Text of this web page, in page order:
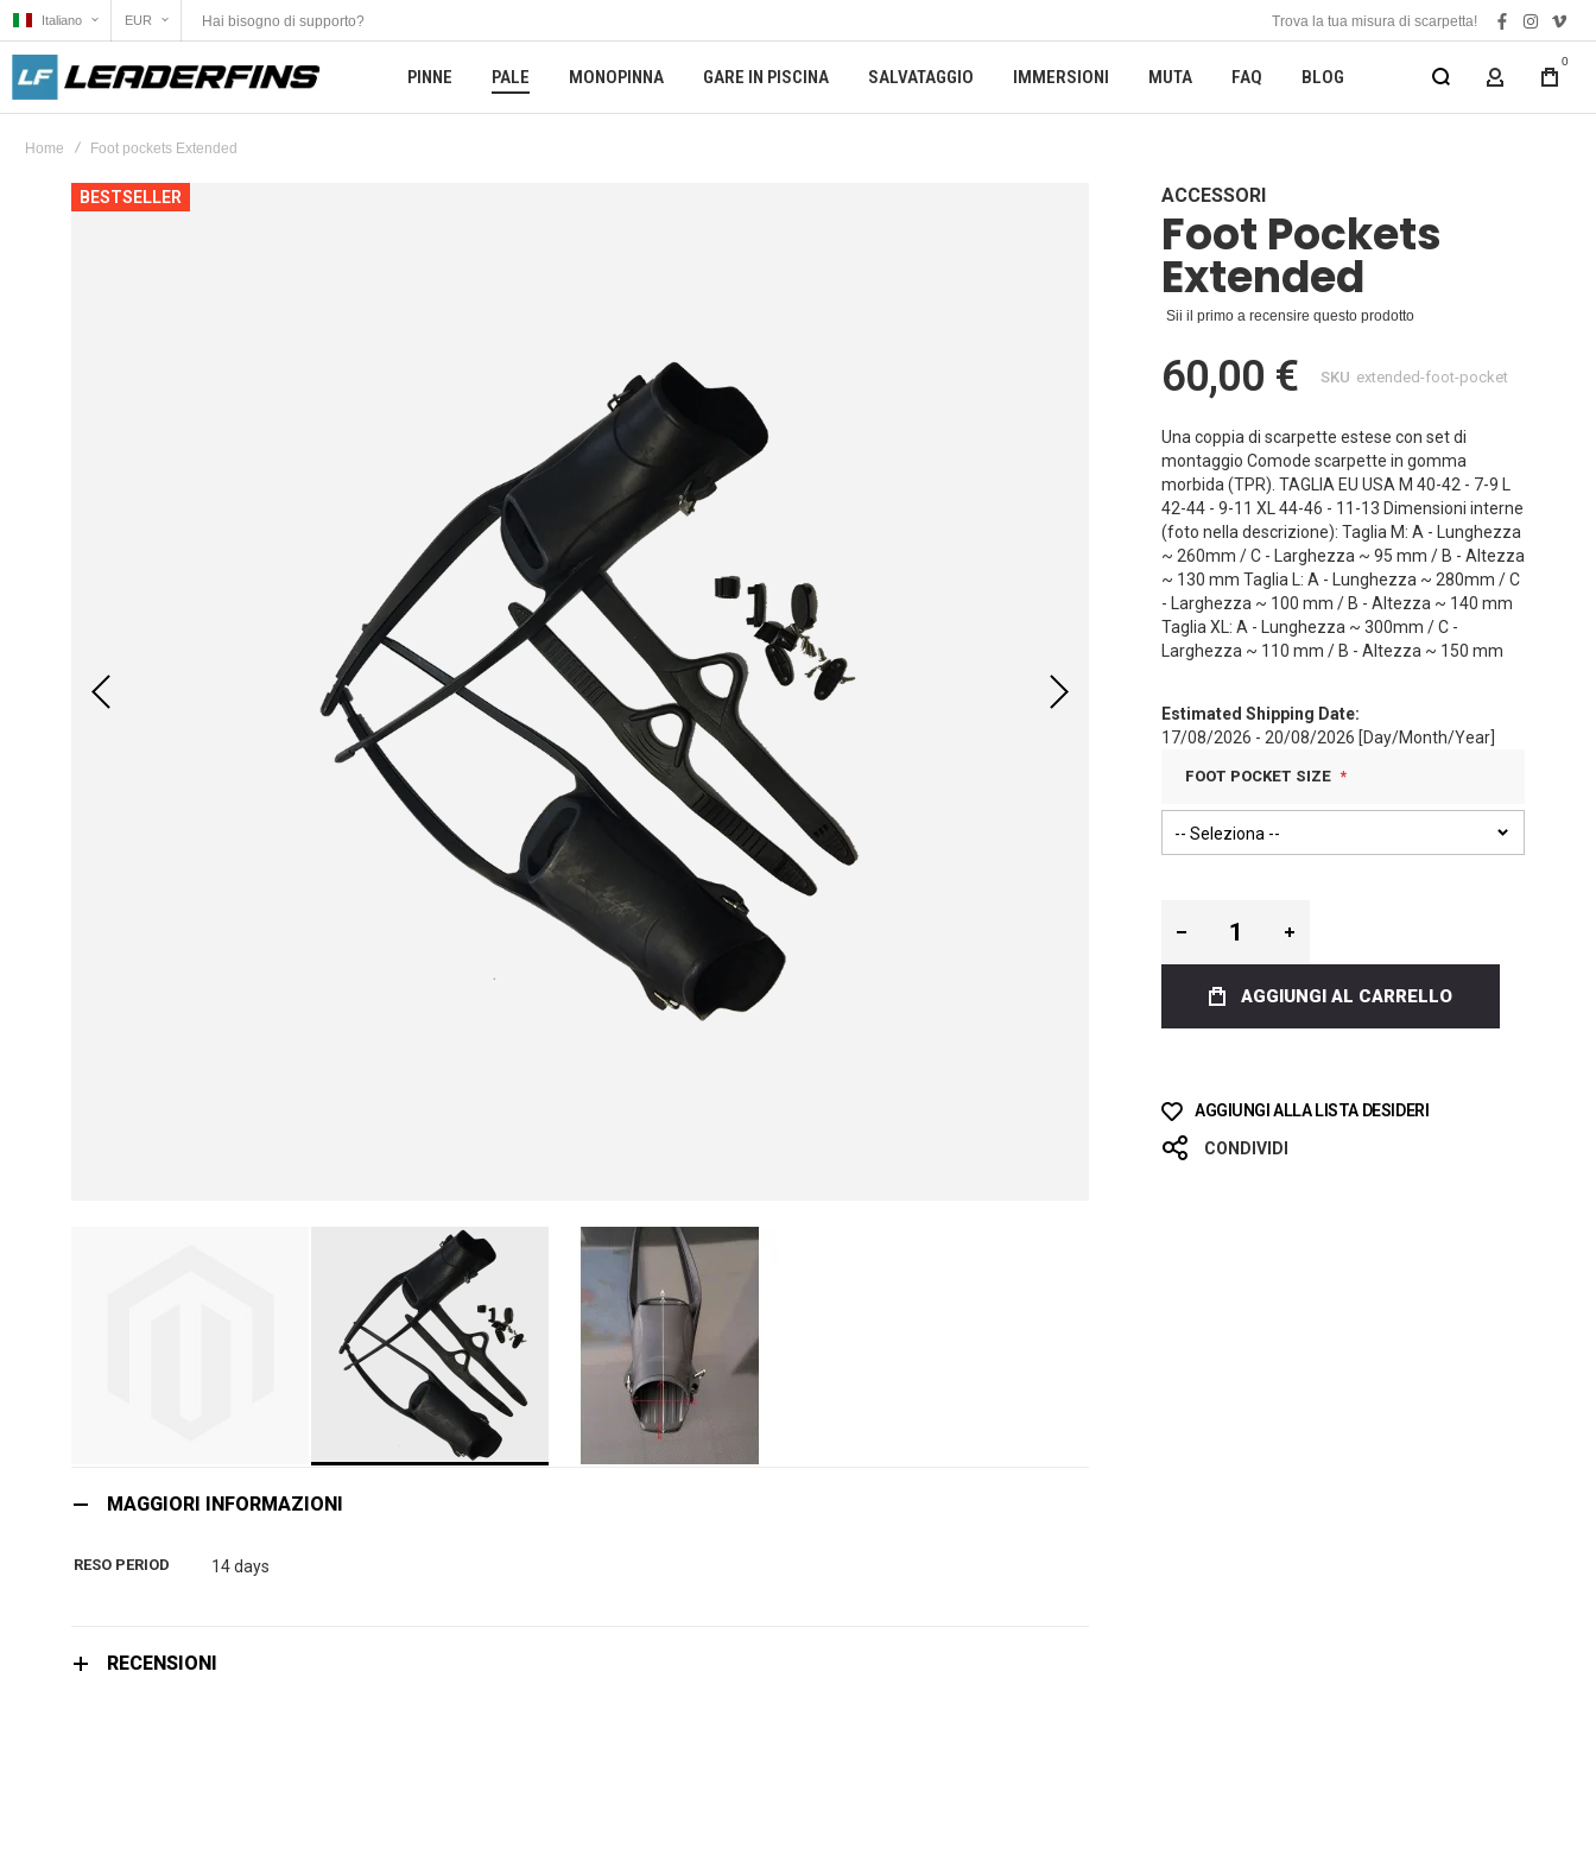
Italiano EUR Hai bisogno di supporto? Trova la tua misura di scarpetta!
facebook
PINNE PALE MONOPINNA GARE IN PISCINA SALVATAGGIO IMMERSIONI MUTA FAQ BLOG MY
0
Home Foot pockets Extended
Vai
alla
all'inizio
di
BESTSELLER
MAGGIORI INFORMAZIONI
RESO PERIOD 14 days
RECENSIONI
ACCESSORI
Foot Pockets
Extended
Sii il primo a recensire questo prodotto
60,00 € SKU extended-foot-pocket
Una coppia di scarpette estese con set di
montaggio Comode scarpette in gomma
morbida (TPR). TAGLIA EU USA M 40-42 - 7-9 L
42-44 - 9-11 XL 44-46 - 11-13 Dimensioni interne
(foto nella descrizione): Taglia M: A - Lunghezza
~ 260mm / C - Larghezza ~ 95 mm / B - Altezza
~ 130 mm Taglia L: A - Lunghezza ~ 280mm / C
- Larghezza ~ 100 mm / B - Altezza ~ 140 mm
Taglia XL: A - Lunghezza ~ 300mm / C -
Larghezza ~ 110 mm / B - Altezza ~ 150 mm
Estimated Shipping Date:
17/08/2026 - 20/08/2026 [Day/Month/Year]
FOOT POCKET SIZE
AGGIUNGI AL CARRELLO
AGGIUNGI ALLA LISTA DESIDERI
CONDIVIDI